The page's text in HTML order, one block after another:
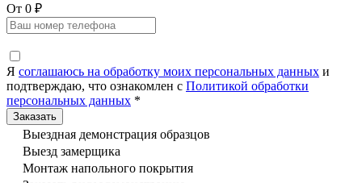
От 0 ₽
Я соглашаюсь на обработку моих персональных данных и
подтверждаю, что ознакомлен с Политикой обработки
персональных данных *
Выездная демонстрация образцов
Выезд замерщика
Монтаж напольного покрытия